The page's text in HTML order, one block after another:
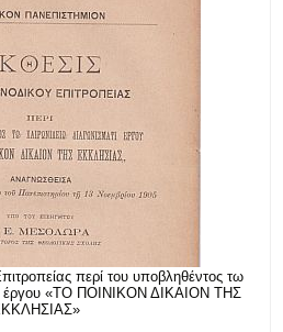
περί του υποβληθέντος τω
έργου «ΤΟ ΠΟΙΝΙΚΟΝ ΔΙΚΑΙΟΝ ΤΗΣ